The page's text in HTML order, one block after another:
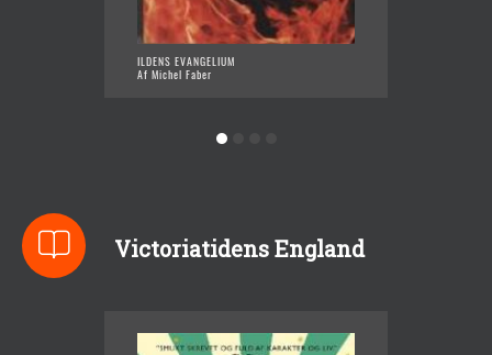
ILDENS EVANGELIUM
Af Michel Faber
Victoriatidens England